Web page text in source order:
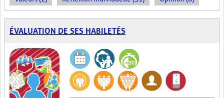
ÉVALUATION DE SES HABILETÉS